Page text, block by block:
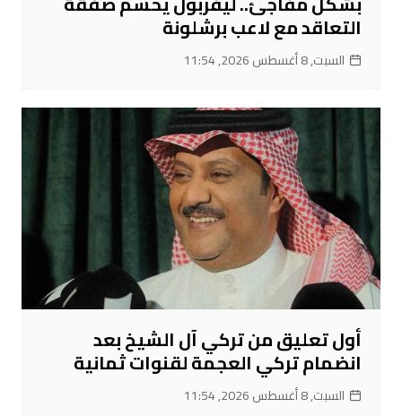
التعاقد مع لاعب برشلونة
السبت, 8 أغسطس 2026, 11:54
أول تعليق من تركي آل الشيخ بعد
انضمام تركي العجمة لقنوات ثمانية
السبت, 8 أغسطس 2026, 11:54